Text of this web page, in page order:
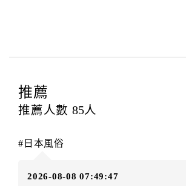
四、訂單異動
提出申辦不得異動訂單。
每筆訂單異動限定
辦理取消退款。
房者應補足差額。（限原訂飯店）
房者不得要求退其差額。（限原訂飯店）
推薦
推薦人數 85人
#日本風俗
2026-08-08 07:49:47